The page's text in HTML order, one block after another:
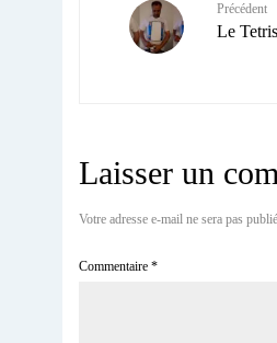
Précédent
Le
Laisser un
Votre adresse e-mail ne sera pas
Commentaire *